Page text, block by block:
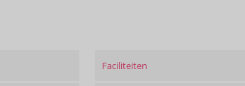
Faciliteiten